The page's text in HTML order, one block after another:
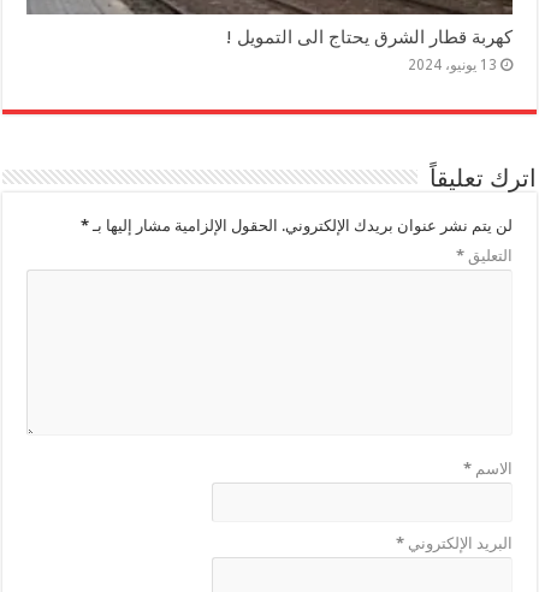
كهربة قطار الشرق يحتاج الى التمويل !
13 يونيو، 2024
اترك تعليقاً
لن يتم نشر عنوان بريدك الإلكتروني. الحقول الإلزامية مشار إليها بـ*
التعليق*
الاسم*
البريد الإلكتروني*